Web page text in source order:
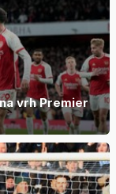
vrh Premier